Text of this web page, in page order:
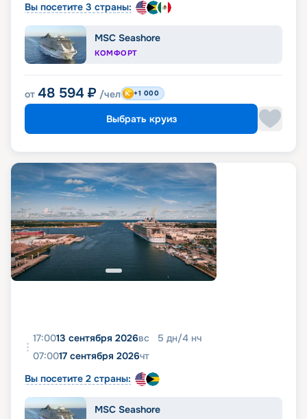
Вы посетите 3 страны:
MSC Seashore
КОМФОРТ
от 48 594 ₽ /чел +1 000
Выбрать круиз
17:0013 сентября 2026вс 5 дн/4 нч
07:0017 сентября 2026чт
Вы посетите 2 страны:
MSC Seashore